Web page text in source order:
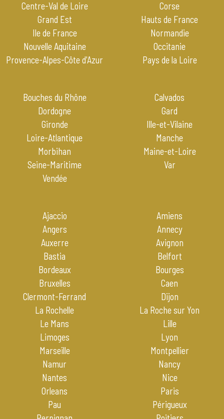
Centre-Val de Loire
Corse
Grand Est
Hauts de France
Ile de France
Normandie
Nouvelle Aquitaine
Occitanie
Provence-Alpes-Côte d'Azur
Pays de la Loire
Bouches du Rhône
Calvados
Dordogne
Gard
Gironde
Ille-et-Vilaine
Loire-Atlantique
Manche
Morbihan
Maine-et-Loire
Seine-Maritime
Var
Vendée
Ajaccio
Amiens
Angers
Annecy
Auxerre
Avignon
Bastia
Belfort
Bordeaux
Bourges
Bruxelles
Caen
Clermont-Ferrand
Dijon
La Rochelle
La Roche sur Yon
Le Mans
Lille
Limoges
Lyon
Marseille
Montpellier
Namur
Nancy
Nantes
Nice
Orleans
Paris
Pau
Périgueux